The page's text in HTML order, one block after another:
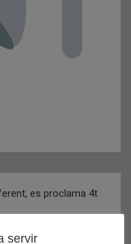
es proclama 4t
servir